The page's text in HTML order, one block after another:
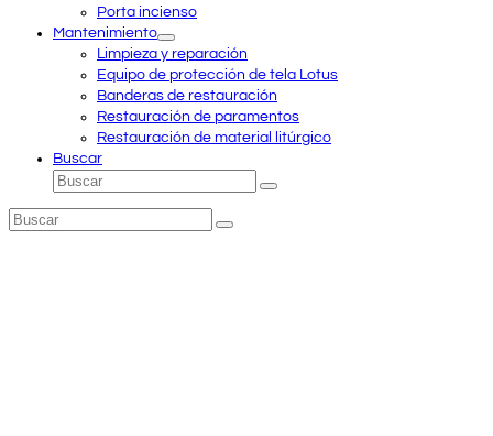
Porta incienso
Mantenimiento
Limpieza y reparación
Equipo de protección de tela Lotus
Banderas de restauración
Restauración de paramentos
Restauración de material litúrgico
Buscar
Buscar
Enviar
Buscar
Enviar